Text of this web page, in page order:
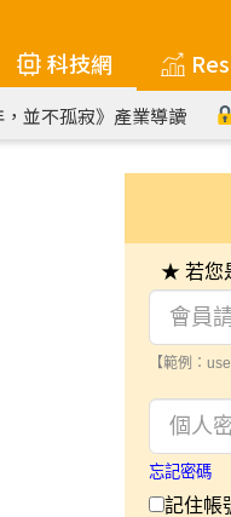
科技網
，並不孤寂》產業導讀
★ 若您
【範例：
忘記密碼
記住帳